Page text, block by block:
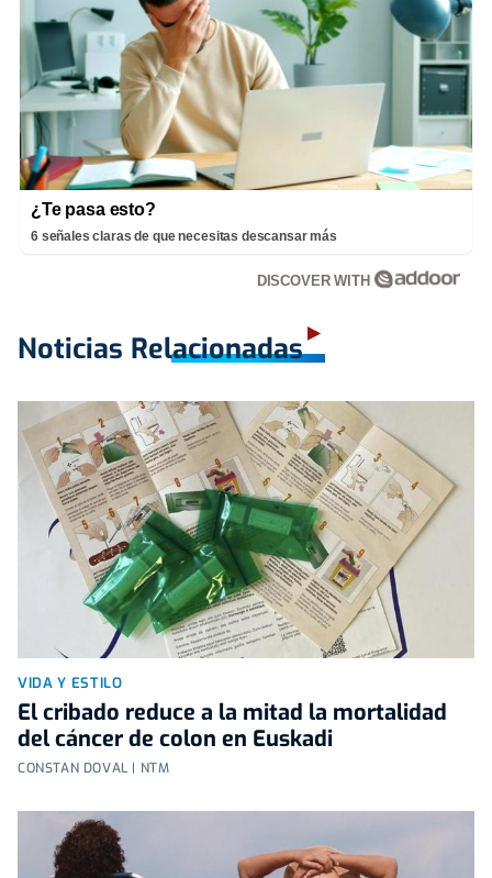
¿Te pasa esto?
6 señales claras de que necesitas descansar más
DISCOVER WITH
Noticias Relacionadas
VIDA Y ESTILO
El cribado reduce a la mitad la mortalidad
del cáncer de colon en Euskadi
CONSTAN DOVAL | NTM